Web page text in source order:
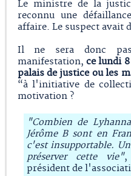
Le ministre de la
reconnu une
affaire. Le suspect avait
Il ne sera donc
manifestation,ce lundi
palais de justice ou les
“à l'initiative de
motivation ?
"Combien de
Jérôme B sont en
c'est insupportable.
préserver cette vie",
président de